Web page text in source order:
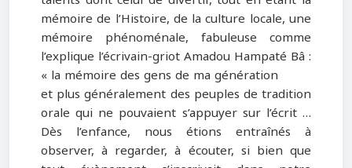
mémoire de l’Histoire, de la culture locale, une
mémoire phénoménale, fabuleuse comme
l’explique l’écrivain-griot Amadou Hampaté Bâ :
« la mémoire des gens de ma génération
et plus généralement des peuples de tradition
orale qui ne pouvaient s’appuyer sur l’écrit …
Dès l’enfance, nous étions entraînés à
observer, à regarder, à écouter, si bien que